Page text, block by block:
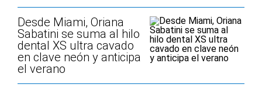
Desde Miami, Oriana
Sabatini se suma al hilo
dental XS ultra cavado
en clave neón y anticipa
el verano